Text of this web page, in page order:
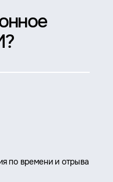
по времени и отрыва